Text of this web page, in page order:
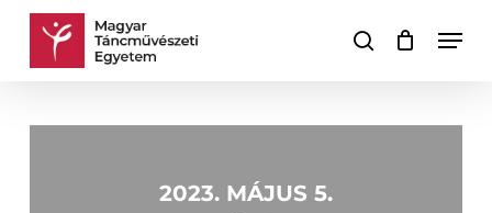
Skip
keresés
Kosár Kosár
2023. MÁJUS 5.